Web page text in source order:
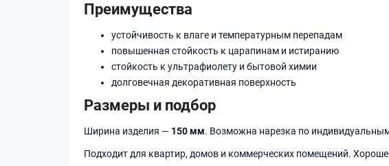
Преимущества
устойчивость к влаге и температурным перепадам
повышенная стойкость к царапинам и истиранию
стойкость к ультрафиолету и бытовой химии
долговечная декоративная поверхность
Размеры и подбор
Ширина изделия — 150 мм. Возможна нарезка по
Подходит для квартир, домов и коммерческих помещений.